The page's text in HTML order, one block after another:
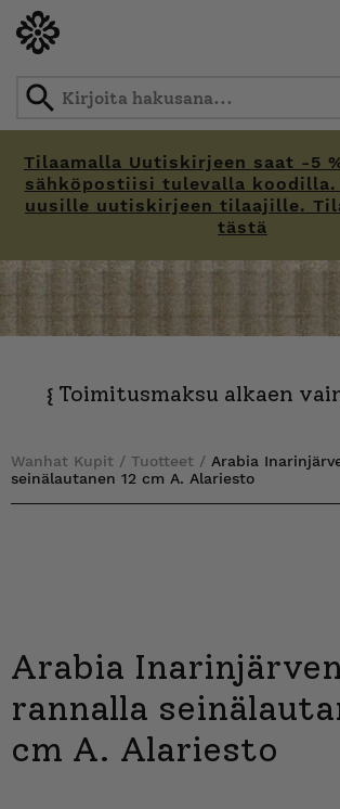
Tilaamalla Uutiskirjeen saat -5
sähköpostiisi tulevalla koodilla.
uusille uutiskirjeen tilaajille.
tästä
{ Toimitusmaksu alkaen
Wanhat Kupit / Tuotteet / Arabia
seinälautanen 12 cm A. Alariesto
Arabia
rannalla
cm A. Alariesto